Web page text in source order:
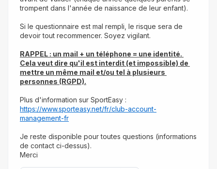
trompent dans l'année de naissance de leur enfant).
Si le questionnaire est mal rempli, le risque sera de
devoir tout recommencer. Soyez vigilant.
RAPPEL : un mail + un téléphone = une identité.
Cela veut dire qu'il est interdit (et impossible) de
mettre un même mail et/ou tel à plusieurs
personnes (RGPD).
https://www.sporteasy.net/fr/club-account-
management-fr
Je reste disponible pour toutes questions (informations
de contact ci-dessus).
Merci